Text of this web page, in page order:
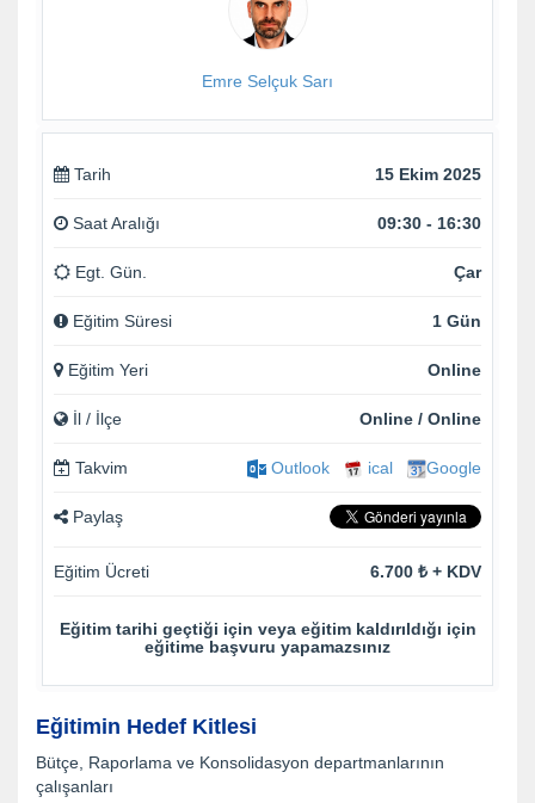
Emre Selçuk Sarı
Tarih 15 Ekim 2025
Saat Aralığı 09:30 - 16:30
Egt. Gün. Çar
Eğitim Süresi 1 Gün
Eğitim Yeri Online
İl / İlçe Online / Online
Takvim Outlook ical Google
Paylaş
Eğitim Ücreti 6.700 ₺ + KDV
Eğitim tarihi geçtiği için veya eğitim kaldırıldığı için
eğitime başvuru yapamazsınız
Eğitimin Hedef Kitlesi
Bütçe, Raporlama ve Konsolidasyon departmanlarının
çalışanları